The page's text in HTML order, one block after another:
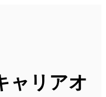
ャリアオ